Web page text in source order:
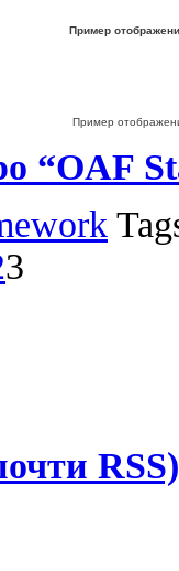
Пример
Пример
“OAF
3
RSS)